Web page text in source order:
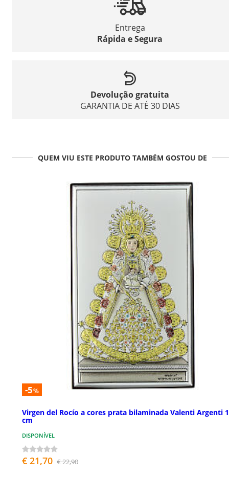
Entrega
Rápida e Segura
Devolução gratuita
GARANTIA DE ATÉ 30 DIAS
QUEM VIU ESTE PRODUTO TAMBÉM GOSTOU DE
-5%
Virgen del Rocío a cores prata bilaminada Valenti Argenti
cm
DISPONÍVEL
€ 21,70 € 22,90